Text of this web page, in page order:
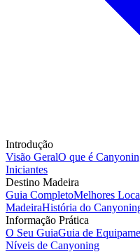
Introdução
Visão GeralO que é
Iniciantes
Destino Madeira
Guia CompletoMelhores
MadeiraHistória do
Informação Prática
O Seu GuiaGuia de
Níveis de Canyoning